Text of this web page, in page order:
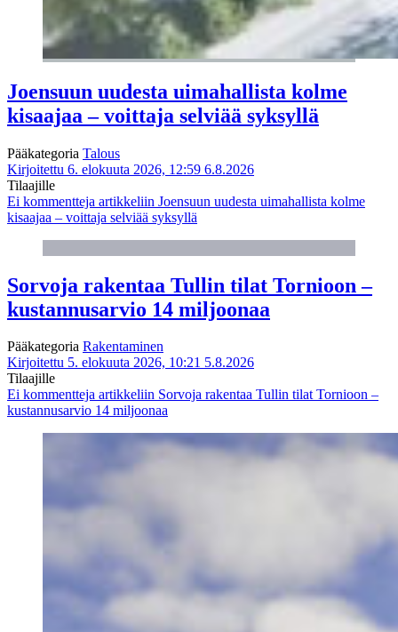
Joensuun uudesta uimahallista kolme
kisaajaa – voittaja selviää syksyllä
Pääkategoria Talous
Kirjoitettu 6. elokuuta 2026, 12:59 6.8.2026
Tilaajille
Ei kommentteja artikkeliin Joensuun uudesta uimahallista kolme
kisaajaa – voittaja selviää syksyllä
Sorvoja rakentaa Tullin tilat Tornioon –
kustannusarvio 14 miljoonaa
Pääkategoria Rakentaminen
Kirjoitettu 5. elokuuta 2026, 10:21 5.8.2026
Tilaajille
Ei kommentteja artikkeliin Sorvoja rakentaa Tullin tilat Tornioon –
kustannusarvio 14 miljoonaa